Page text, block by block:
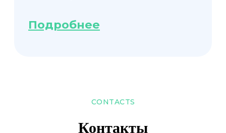
CONTACTS
Контакты